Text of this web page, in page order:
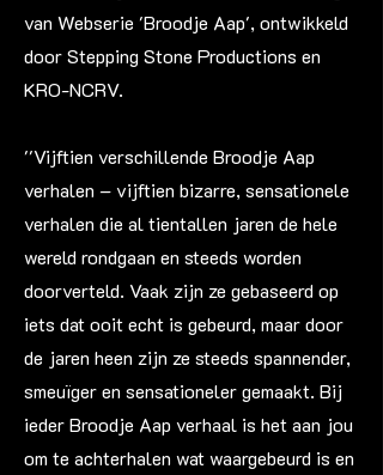
van Webserie 'Broodje Aap', ontwikkeld
door Stepping Stone Productions en
KRO-NCRV.
''Vijftien verschillende Broodje Aap
verhalen – vijftien bizarre, sensationele
verhalen die al tientallen jaren de hele
wereld rondgaan en steeds worden
doorverteld. Vaak zijn ze gebaseerd op
iets dat ooit echt is gebeurd, maar door
de jaren heen zijn ze steeds spannender,
smeuïger en sensationeler gemaakt. Bij
ieder Broodje Aap verhaal is het aan jou
om te achterhalen wat waargebeurd is en